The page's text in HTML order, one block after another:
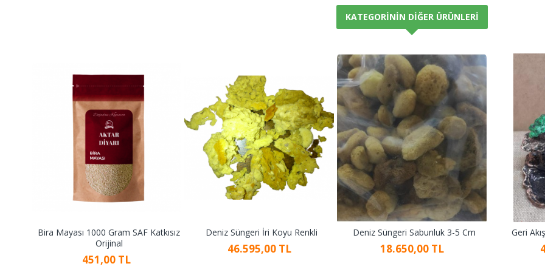
KATEGORININ DIĞER ÜRÜNLERI
Bira Mayası 1000 Gram SAF Katkısız
Orijinal
451,00 TL
Deniz Süngeri İri Koyu Renkli
46.595,00 TL
Deniz Süngeri Sabunluk 3-5 Cm
18.650,00 TL
Geri